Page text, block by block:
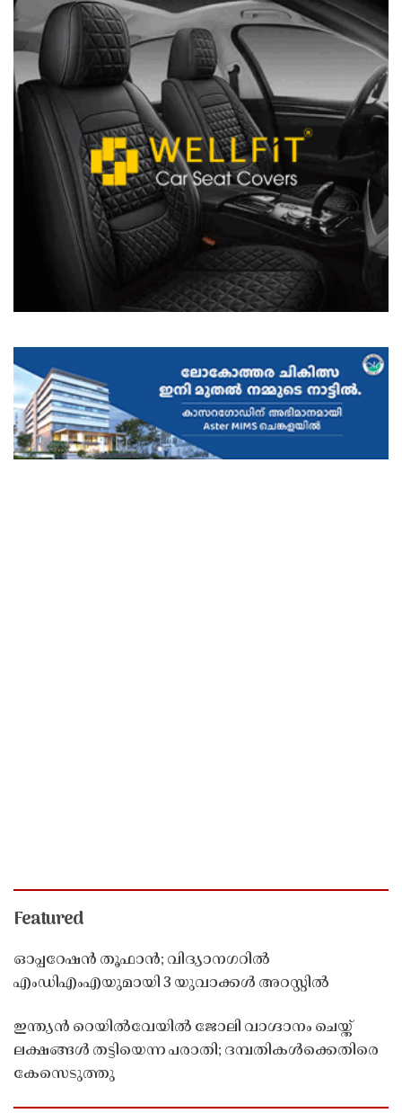
Featured
ഓപ്പറേഷൻ തൂഫാൻ; വിദ്യാനഗറിൽ
എംഡിഎംഎയുമായി 3 യുവാക്കൾ അറസ്റ്റിൽ
ഇന്ത്യൻ റെയിൽവേയിൽ ജോലി വാഗ്ദാനം ചെയ്ത്
ലക്ഷങ്ങൾ തട്ടിയെന്ന പരാതി; ദമ്പതികൾക്കെതിരെ
കേസെടുത്തു